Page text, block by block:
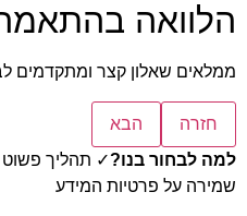
הלוואה
ממלאים שאלון קצר ומתקדמים
חזרה
הבא
למה לבחור בנו?✓ תהליך פשוט
שמירה על פרטיות המידע